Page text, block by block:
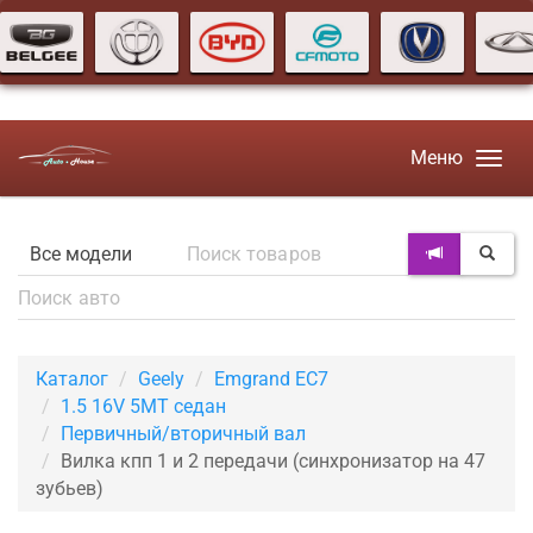
Меню
Каталог Geely
Emgrand EC7
1.5 16V 5MT седан
Первичный/вторичный вал
Вилка кпп 1 и 2 передачи (синхронизатор на 47
зубьев)